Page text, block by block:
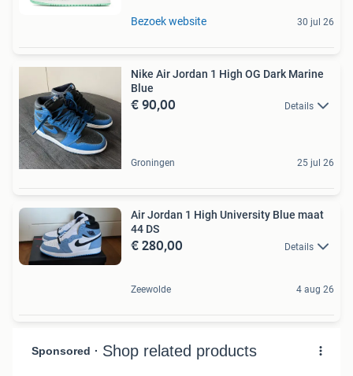
Bezoek website 30 jul 26
Nike Air Jordan 1 High OG Dark Marine
Blue
€ 90,00 Details
Groningen 25 jul 26
Air Jordan 1 High University Blue maat
44 DS
€ 280,00 Details
Zeewolde 4 aug 26